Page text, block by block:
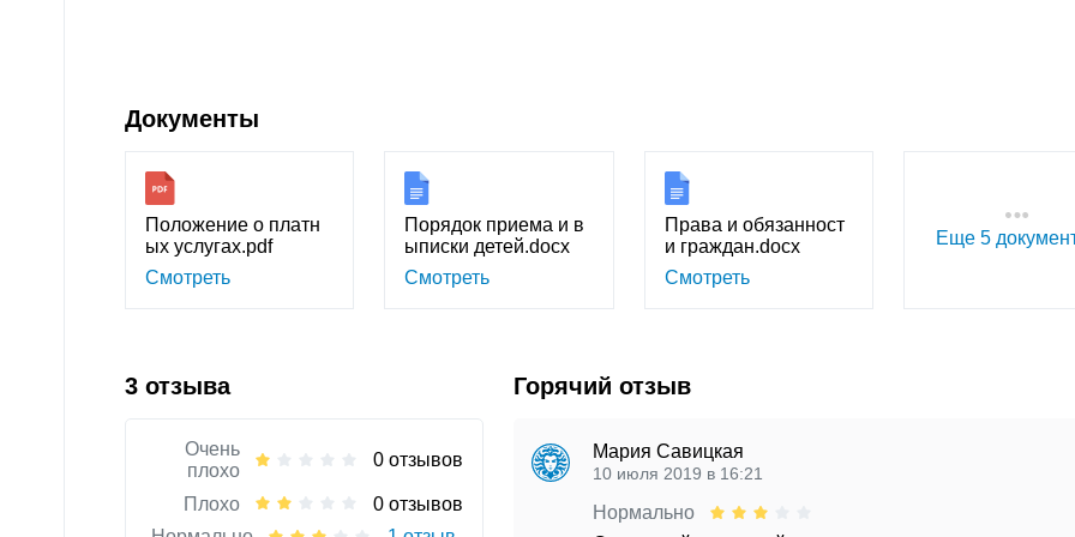
Документы
Положение о платн
ых услугах.pdf
Смотреть
Порядок приема и в
ыписки детей.docx
Смотреть
Права и обязанност
и граждан.docx
Смотреть
Еще 5
3 отзыва
Очень
плохо
0 отзывов
Плохо
0 отзывов
Горячий отзыв
Мария Савицкая
10 июля 2019 в 16:21
Нормально